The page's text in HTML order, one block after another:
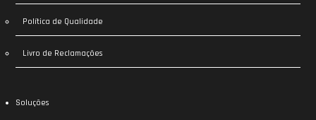
Política de Qualidade
Livro de Reclamações
Soluções